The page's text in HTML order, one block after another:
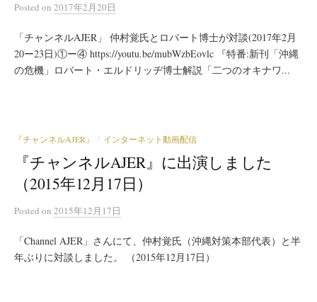
Posted on 2017年2月20日
「チャンネルAJER」 仲村覚氏とロバート博士が対談(2017年2月
20ー23日)①ー④ https://youtu.be/mubWzbEovlc 『特番:新刊「沖縄
の危機」ロバート・エルドリッヂ博士解説「二つのオキナワ...
『チャンネルAJER』 / インターネット動画配信
『チャンネルAJER』に出演しました
（2015年12月17日）
Posted on 2015年12月17日
「Channel AJER」さんにて、仲村覚氏（沖縄対策本部代表）と半
年ぶりに対談しました。 （2015年12月17日）